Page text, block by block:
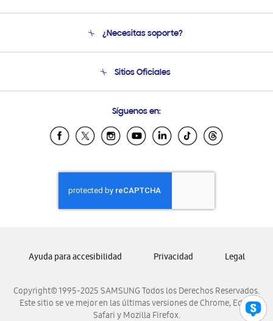
Soporte
¿Necesitas soporte?
Soporte vía eMail
Sitios Oficiales
Samsung Ecuador
Samsung El Salvador
Samsung Honduras
Samsung Nicaragua
Samsung Panamá
Samsung Venezuela
Síguenos en:
Copyright© 1995-2025 SAMSUNG Todos los Derechos Reservados.
Este sitio se ve mejor en las últimas versiones de Chrome, Edge,
Safari y Mozilla Firefox.
Ayuda para accesibilidad Privacidad Legal